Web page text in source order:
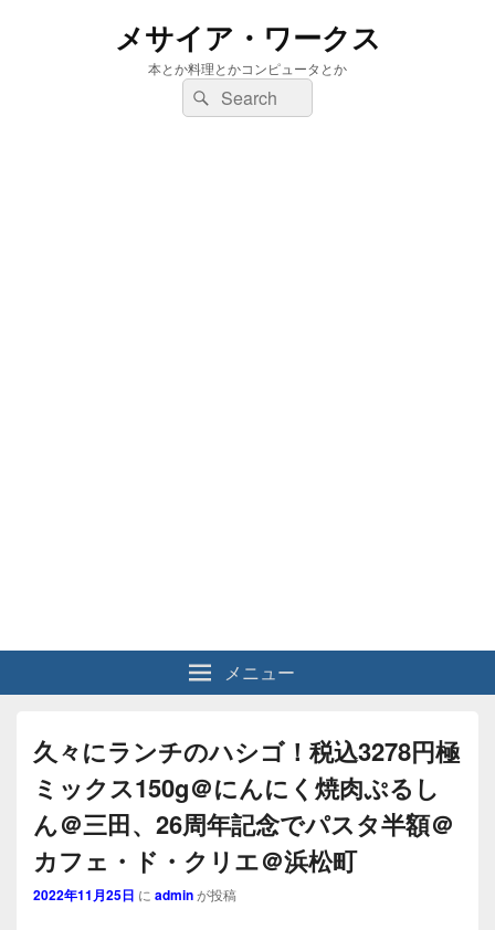
メサイア・ワークス
本とか料理とかコンピュータとか
検
索:
検
索
メニュー
久々にランチのハシゴ！税込3278円極
ミックス150g＠にんにく焼肉ぷるし
ん＠三田、26周年記念でパスタ半額＠
カフェ・ド・クリエ＠浜松町
2022年11月25日 に adminが投稿